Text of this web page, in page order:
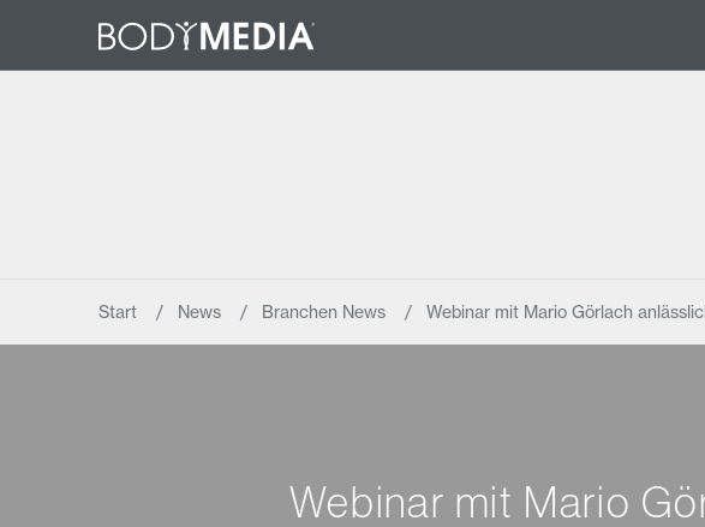
Start News Branchen News Webinar mit Mario Görlach
Webinar mit Mario